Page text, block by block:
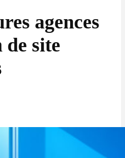
agences
de site